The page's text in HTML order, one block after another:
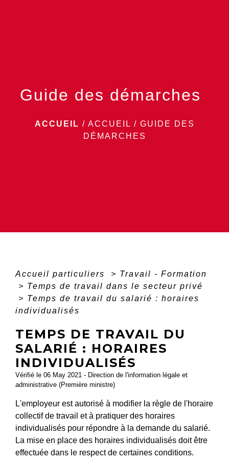
Guide des démarches
ACCUEIL / ACCUEIL / GUIDE DES
DÉMARCHES
Accueil particuliers > Travail - Formation
> Temps de travail dans le secteur privé
> Temps de travail du salarié : horaires
individualisés
TEMPS DE TRAVAIL DU
SALARIÉ : HORAIRES
INDIVIDUALISÉS
Vérifié le 06 May 2021 - Direction de l'information légale et
administrative (Première ministre)
L'employeur est autorisé à modifier la règle de l'horaire
collectif de travail et à pratiquer des horaires
individualisés pour répondre à la demande du salarié.
La mise en place des horaires individualisés doit être
effectuée dans le respect de certaines conditions.